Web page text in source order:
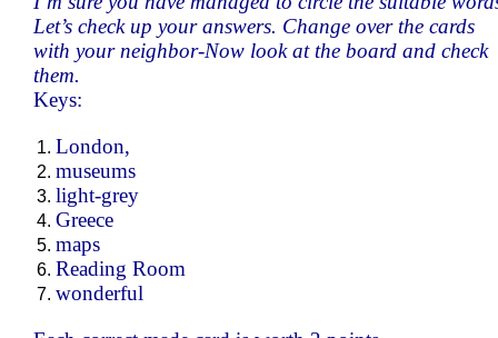
Let’s check up your answers. Change over the cards
with your neighbor-Now look at the board and check
them.
Keys:
London,
museums
light-grey
Greece
maps
Reading Room
wonderful